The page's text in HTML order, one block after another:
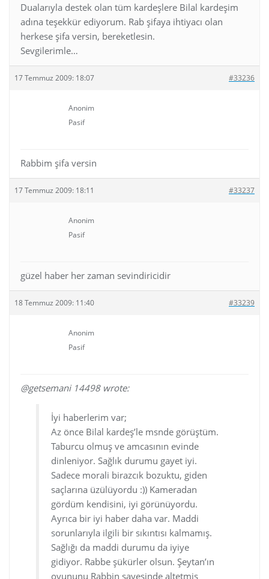
Dualarıyla destek olan tüm kardeşlere Bilal kardeşim
adına teşekkür ediyorum. Rab şifaya ihtiyacı olan
herkese şifa versin, bereketlesin.
Sevgilerimle…
17 Temmuz 2009: 18:07 #33236
Anonim
Pasif
Rabbim şifa versin
17 Temmuz 2009: 18:11 #33237
Anonim
Pasif
güzel haber her zaman sevindiricidir
18 Temmuz 2009: 11:40 #33239
Anonim
Pasif
@getsemani 14498 wrote:
İyi haberlerim var;
Az önce Bilal kardeş’le msnde görüştüm.
Taburcu olmuş ve amcasının evinde
dinleniyor. Sağlık durumu gayet iyi.
Sadece morali birazcık bozuktu, giden
saçlarına üzülüyordu :)) Kameradan
gördüm kendisini, iyi görünüyordu.
Ayrıca bir iyi haber daha var. Maddi
sorunlarıyla ilgili bir sıkıntısı kalmamış.
Sağlığı da maddi durumu da iyiye
gidiyor. Rabbe şükürler olsun. Şeytan’ın
oyununu Rabbin sayesinde altetmiş